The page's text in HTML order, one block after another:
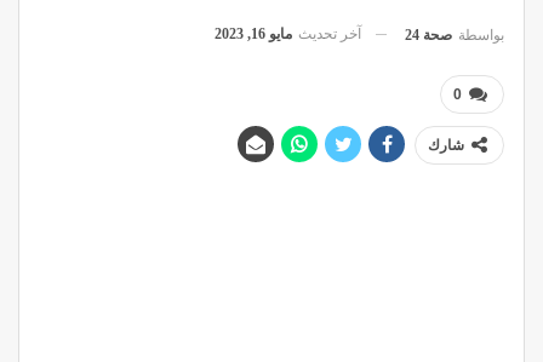
بواسطة صحة 24 آخر تحديث مايو 16, 2023
0
شارك